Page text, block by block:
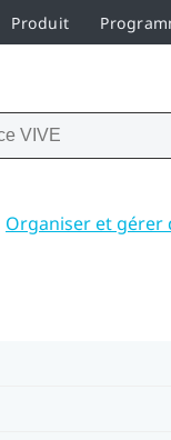
Produit
Organiser et gérer